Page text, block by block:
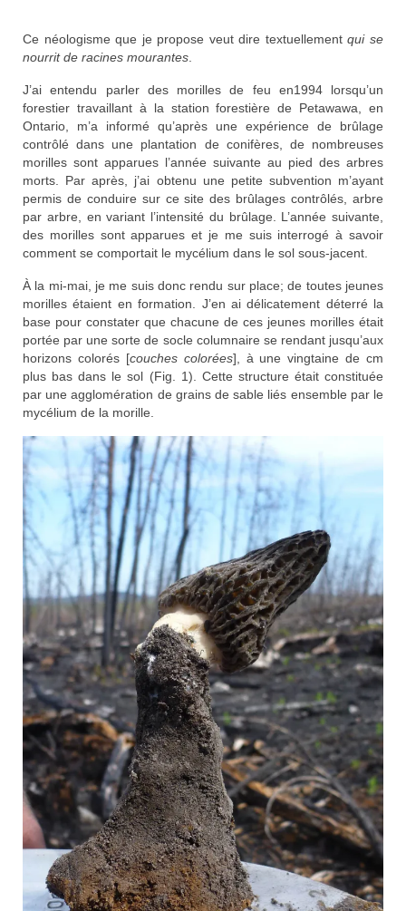
Ce néologisme que je propose veut dire textuellementqui se
nourrit de racines mourantes
J’ai entendu parler des morilles de feu en1994 lorsqu’un
forestier travaillant à la station forestière de Petawawa, en
Ontario, m’a informé qu’après une expérience de brûlage
contrôlé dans une plantation de conifères, de nombreuses
morilles sont apparues l’année suivante au pied des arbres
morts. Par après, j’ai obtenu une petite subvention m’ayant
permis de conduire sur ce site des brûlages contrôlés, arbre
par arbre, en variant l’intensité du brûlage. L’année suivante,
des morilles sont apparues et je me suis interrogé à savoir
comment se comportait le mycélium dans le sol sous-jacent.
À la mi-mai, je me suis donc rendu sur place; de toutes jeunes
morilles étaient en formation. J’en ai délicatement déterré la
base pour constater que chacune de ces jeunes morilles était
portée par une sorte de socle columnaire se rendant jusqu’aux
horizons colorés [couches colorées], à une vingtaine de cm
plus bas dans le sol (Fig. 1). Cette structure était constituée
par une agglomération de grains de sable liés ensemble par le
mycélium de la morille.